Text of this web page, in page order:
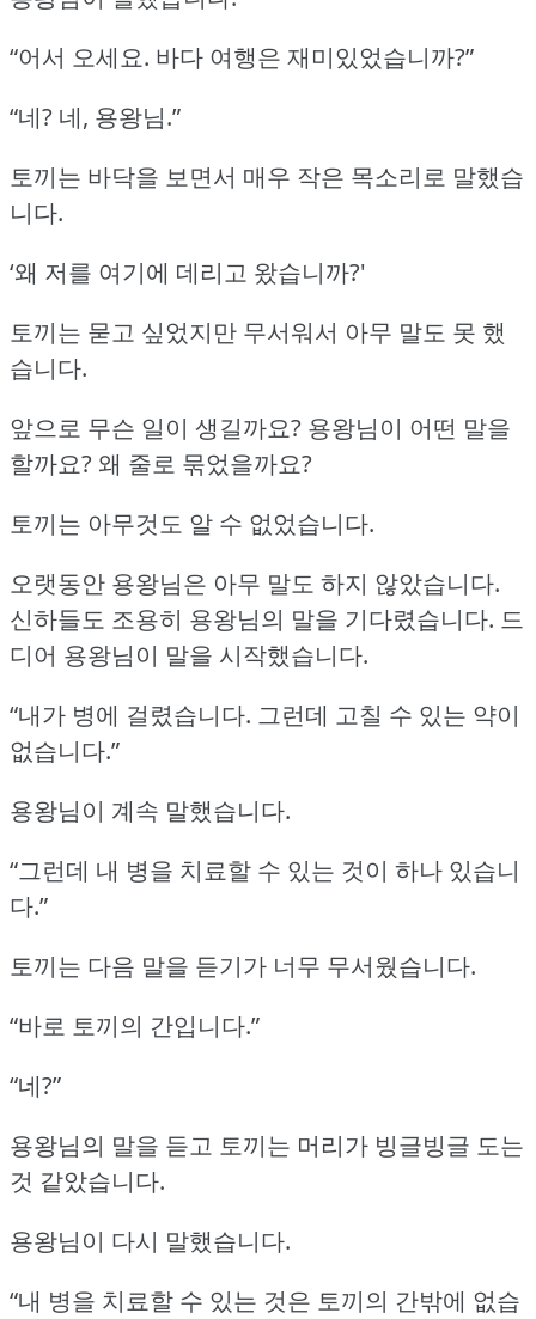
“어서 오세요. 바다 여행은 재미있었습니까?”
“네? 네, 용왕님.”
토끼는 바닥을 보면서 매우 작은 목소리로 말했습
니다.
‘왜 저를 여기에 데리고 왔습니까?'
토끼는 묻고 싶었지만 무서워서 아무 말도 못 했
습니다.
앞으로 무슨 일이 생길까요? 용왕님이 어떤 말을
할까요? 왜 줄로 묶었을까요?
토끼는 아무것도 알 수 없었습니다.
오랫동안 용왕님은 아무 말도 하지 않았습니다.
신하들도 조용히 용왕님의 말을 기다렸습니다. 드
디어 용왕님이 말을 시작했습니다.
“내가 병에 걸렸습니다. 그런데 고칠 수 있는 약이
없습니다.”
용왕님이 계속 말했습니다.
“그런데 내 병을 치료할 수 있는 것이 하나 있습니
다.”
토끼는 다음 말을 듣기가 너무 무서웠습니다.
“바로 토끼의 간입니다.”
“네?”
용왕님의 말을 듣고 토끼는 머리가 빙글빙글 도는
것 같았습니다.
용왕님이 다시 말했습니다.
“내 병을 치료할 수 있는 것은 토끼의 간밖에 없습